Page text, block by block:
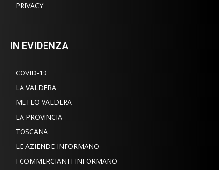
PRIVACY
IN EVIDENZA
COVID-19
LA VALDERA
METEO VALDERA
LA PROVINCIA
TOSCANA
LE AZIENDE INFORMANO
I COMMERCIANTI INFORMANO